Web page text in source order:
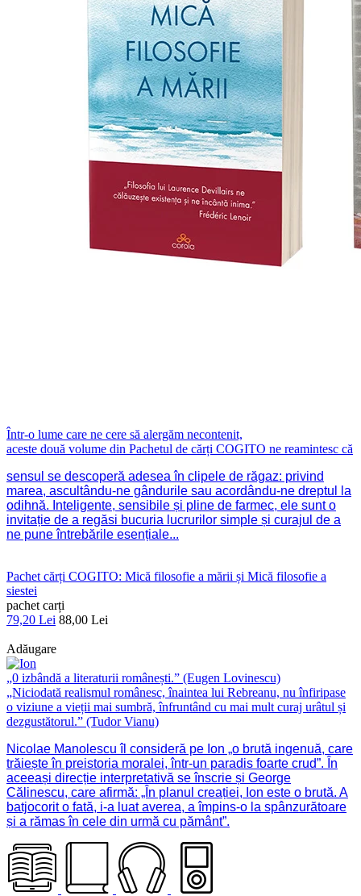
Într-o lume care ne cere să alergăm necontenit,
aceste două volume din Pachetul de cărți COGITO ne reamintesc că
sensul se descoperă adesea în clipele de răgaz: privind
marea, ascultându-ne gândurile sau acordându-ne dreptul la
odihnă. Inteligente, sensibile și pline de farmec, ele sunt o
invitație de a regăsi bucuria lucrurilor simple și curajul de a
ne pune întrebările esențiale...
Pachet cărți COGITO: Mică filosofie a mării și Mică filosofie a
siestei
pachet carți
79,20 Lei 88,00 Lei
Adăugare
„0 izbândă a literaturii românești.” (Eugen Lovinescu)
„Niciodată realismul românesc, înaintea lui Rebreanu, nu înfiripase
o viziune a vieții mai sumbră, înfruntând cu mai mult curaj urâtul și
dezgustătorul.” (Tudor Vianu)
Nicolae Manolescu îl consideră pe Ion „o brută ingenuă, care
trăiește în preistoria moralei, într-un paradis foarte crud”. În
aceeași direcție interpretativă se înscrie și George
Călinescu, care afirmă: „În planul creației, Ion este o brută. A
batjocorit o fată, i-a luat averea, a împins-o la spânzurătoare
și a rămas în cele din urmă cu pământ”.